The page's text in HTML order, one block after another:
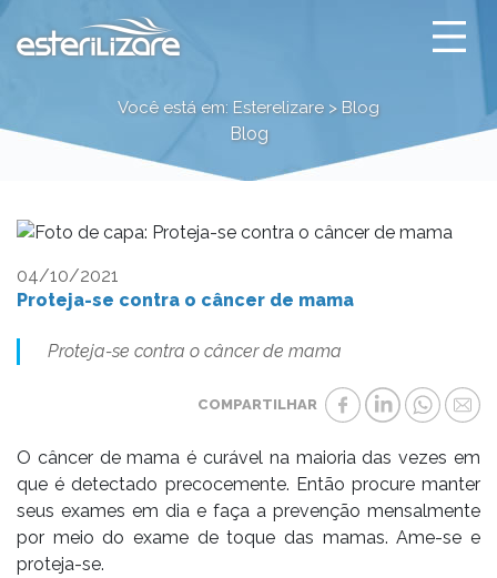
Proteja-se contra o
Você está em: Esterelizare > Blog
Blog
04/10/2021
Proteja-se contra o câncer de mama
Proteja-se contra o câncer de mama
COMPARTILHAR
O câncer de mama é curável na maioria das vezes em
que é detectado precocemente. Então procure manter
seus exames em dia e faça a prevenção mensalmente
por meio do exame de toque das mamas. Ame-se e
proteja-se.